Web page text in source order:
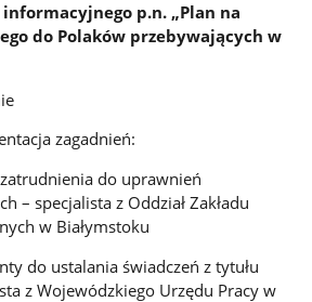
p.n. „Plan na
do Polaków przebywających w
zagadnień:
do uprawnień
– specjalista z Oddział Zakładu
w Białymstoku
do ustalania świadczeń z tytułu
z Wojewódzkiego Urzędu Pracy w